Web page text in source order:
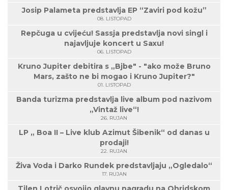
Josip Palameta predstavlja EP “Zaviri pod kožu”
08. LISTOPAD
Repčuga u cvijeću! Sassja predstavlja novi singl i
najavljuje koncert u Saxu!
06. LISTOPAD
Kruno Jupiter debitira s „Bjbe" - "ako može Bruno
Mars, zašto ne bi mogao i Kruno Jupiter?"
01. LISTOPAD
Banda turizma predstavlja live album pod nazivom
„Vintaž live“!
26. RUJAN
LP „ Boa II – Live klub Azimut Šibenik“ od danas u
prodaji!
22. RUJAN
Živa Voda i Darko Rundek predstavljaju „Ogledalo“
17. RUJAN